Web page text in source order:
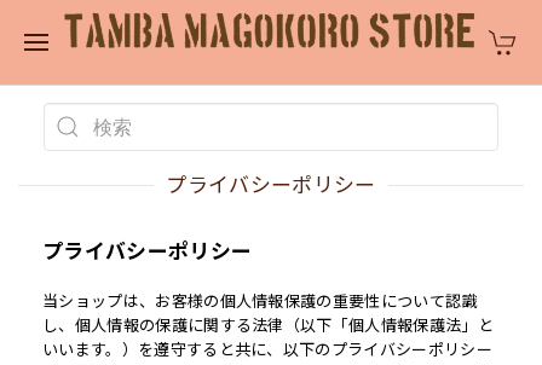
プライバシーポリシー
プライバシーポリシー
当ショップは、お客様の個人情報保護の重要性について認識
し、個人情報の保護に関する法律（以下「個人情報保護法」と
いいます。）を遵守すると共に、以下のプライバシーポリシー